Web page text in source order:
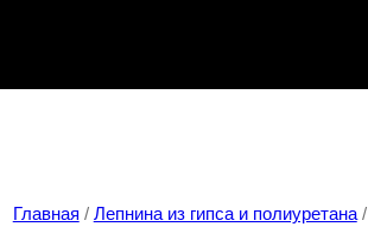
Главная / Лепнина из гипса и полиуретана/